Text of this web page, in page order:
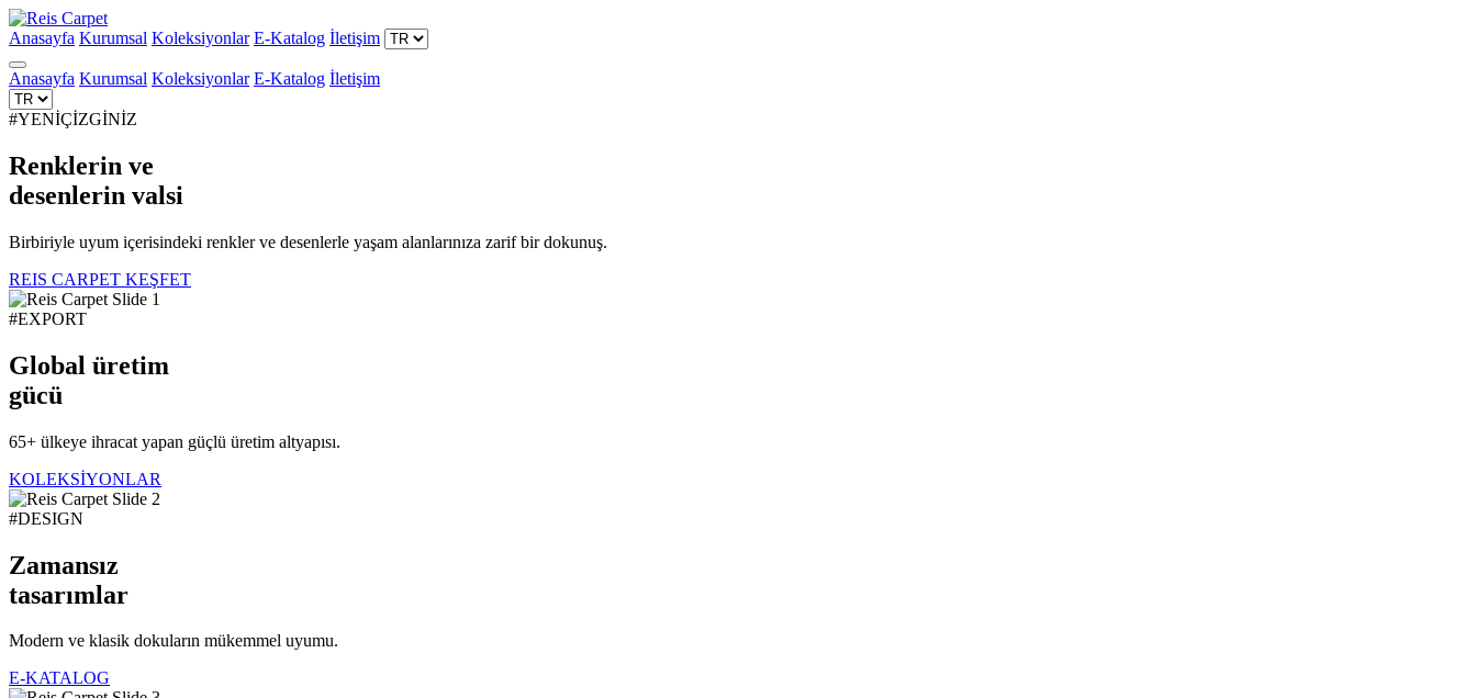
Anasayfa Kurumsal Koleksiyonlar E-Katalog İletişim
Anasayfa Kurumsal Koleksiyonlar E-Katalog İletişim
#YENİÇİZGİNİZ
Renklerin ve
desenlerin valsi
Birbiriyle uyum içerisindeki renkler ve desenlerle yaşam alanlarınıza zarif bir dokunuş.
REIS CARPET KEŞFET
#EXPORT
Global üretim
gücü
65+ ülkeye ihracat yapan güçlü üretim altyapısı.
KOLEKSİYONLAR
#DESIGN
Zamansız
tasarımlar
Modern ve klasik dokuların mükemmel uyumu.
E-KATALOG